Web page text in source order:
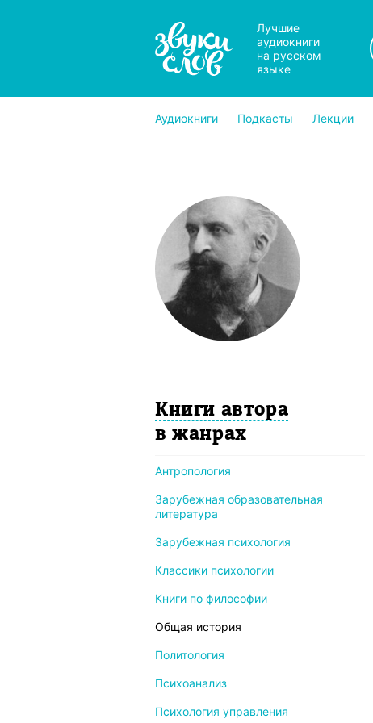
Лучшие
аудиокниги
на русском
языке
Аудиокниги Подкасты Лекции
Книги автора
в жанрах
Антропология
Зарубежная образовательная
литература
Зарубежная психология
Классики психологии
Книги по философии
Общая история
Политология
Психоанализ
Психология управления